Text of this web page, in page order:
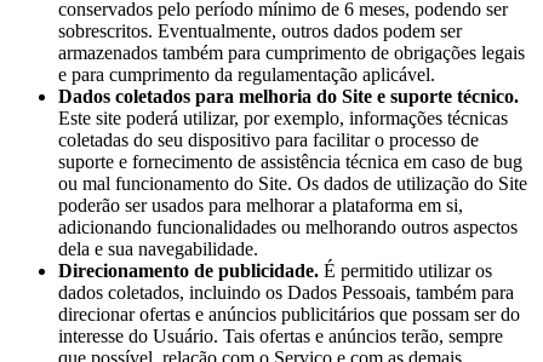
conservados pelo período mínimo de 6 meses, podendo ser
sobrescritos. Eventualmente, outros dados podem ser
armazenados também para cumprimento de obrigações legais
e para cumprimento da regulamentação aplicável.
Dados coletados para melhoria do Site e suporte técnico.
Este site poderá utilizar, por exemplo, informações técnicas
coletadas do seu dispositivo para facilitar o processo de
suporte e fornecimento de assistência técnica em caso de bug
ou mal funcionamento do Site. Os dados de utilização do Site
poderão ser usados para melhorar a plataforma em si,
adicionando funcionalidades ou melhorando outros aspectos
dela e sua navegabilidade.
Direcionamento de publicidade. É permitido utilizar os
dados coletados, incluindo os Dados Pessoais, também para
direcionar ofertas e anúncios publicitários que possam ser do
interesse do Usuário. Tais ofertas e anúncios terão, sempre